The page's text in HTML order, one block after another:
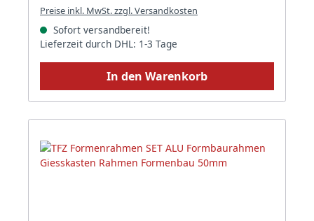
Preise inkl. MwSt. zzgl. Versandkosten
Sofort versandbereit!
Lieferzeit durch DHL: 1-3 Tage
In den Warenkorb